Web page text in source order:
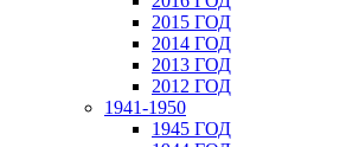
2015 ГОД
2014 ГОД
2013 ГОД
2012 ГОД
1941-1950
1945 ГОД